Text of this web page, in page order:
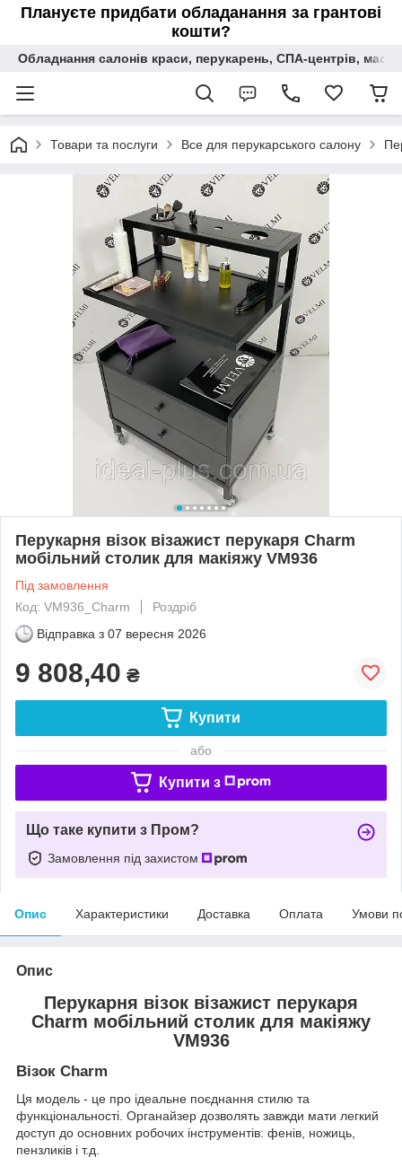
Плануєте придбати обладанання за грантові
кошти?
Обладнання салонів краси, перукарень, СПА-центрів,
Товари та послуги Все для перукарського салону
Перукарня візок візажист перукаря Charm
мобільний столик для макіяжу VM936
Під замовлення
Код: VM936_Charm
Роздріб
Відправка з 07 вересня 2026
9 808,40 ₴
Купити
або
Купити з
Що таке купити з Пром?
Замовлення під захистом
Опис Характеристики Доставка Оплата Умови
Опис
Перукарня візок візажист перукаря
Charm мобільний столик для макіяжу
VM936
Візок Charm
Ця модель - це про ідеальне поєднання стилю та
функціональності. Органайзер дозволять завжди мати легкий
доступ до основних робочих інструментів: фенів, ножиць,
пензликів і т.д.